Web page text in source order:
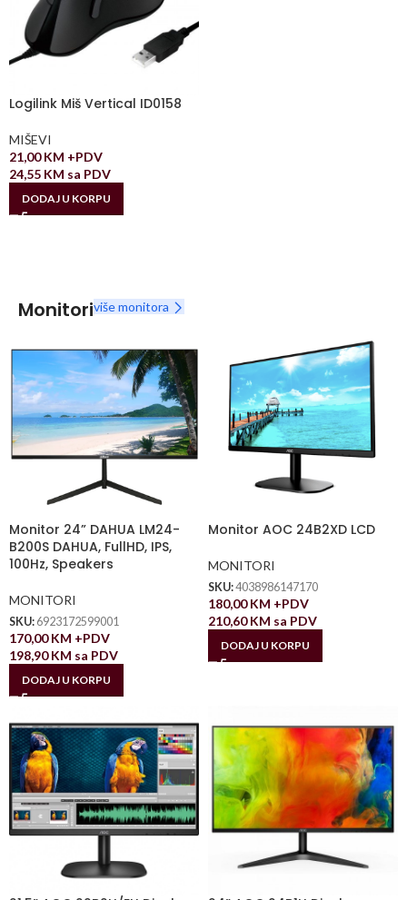
Logilink Miš Vertical ID0158
MIŠEVI
21,00KM +PDV
24,55 KM sa PDV
DODAJ U KORPU
Monitoriviše monitora
Monitor 24” DAHUA LM24-
B200S DAHUA, FullHD, IPS,
100Hz, Speakers
MONITORI
SKU: 6923172599001
170,00KM +PDV
198,90KM sa PDV
DODAJ U KORPU
Monitor AOC 24B2XD LCD
MONITORI
SKU:4038986147170
180,00KM +PDV
210,60KM sa PDV
DODAJ U KORPU